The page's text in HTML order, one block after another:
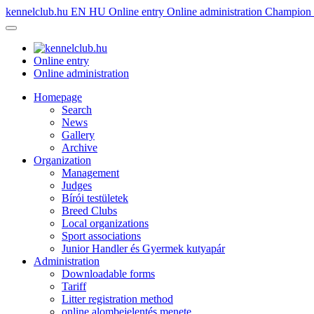
kennelclub.hu EN HU Online entry Online administration Champion
Online entry
Online administration
Homepage
Search
News
Gallery
Archive
Organization
Management
Judges
Bírói testületek
Breed Clubs
Local organizations
Sport associations
Junior Handler és Gyermek kutyapár
Administration
Downloadable forms
Tariff
Litter registration method
online alombejelentés menete